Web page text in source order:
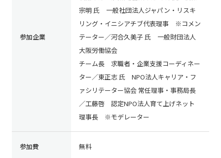
参加企業
宗明 氏 一般社団法人ジャパン・リスキ
リング・イニシアチブ代表理事 ※コメン
テーター／河合久美子 氏 一般財団法人
大阪労働協会
チーム長 求職者・企業支援コーディネー
ター／東正志 氏 NPO法人キャリア・フ
ァシリテーター協会 常任理事・事務局長
／工藤啓 認定NPO法人育て上げネット
理事長 ※モデレーター
参加費 無料